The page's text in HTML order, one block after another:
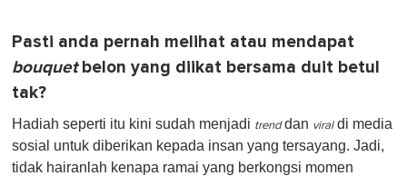
Pasti anda pernah melihat atau mendapat
bouquetbelon yang diikat bersama duit betul
tak?
Hadiah seperti itu kini sudah menjadi trenddan viraldi media
sosial untuk diberikan kepada insan yang tersayang. Jadi,
tidak hairanlah kenapa ramai yang berkongsi momen